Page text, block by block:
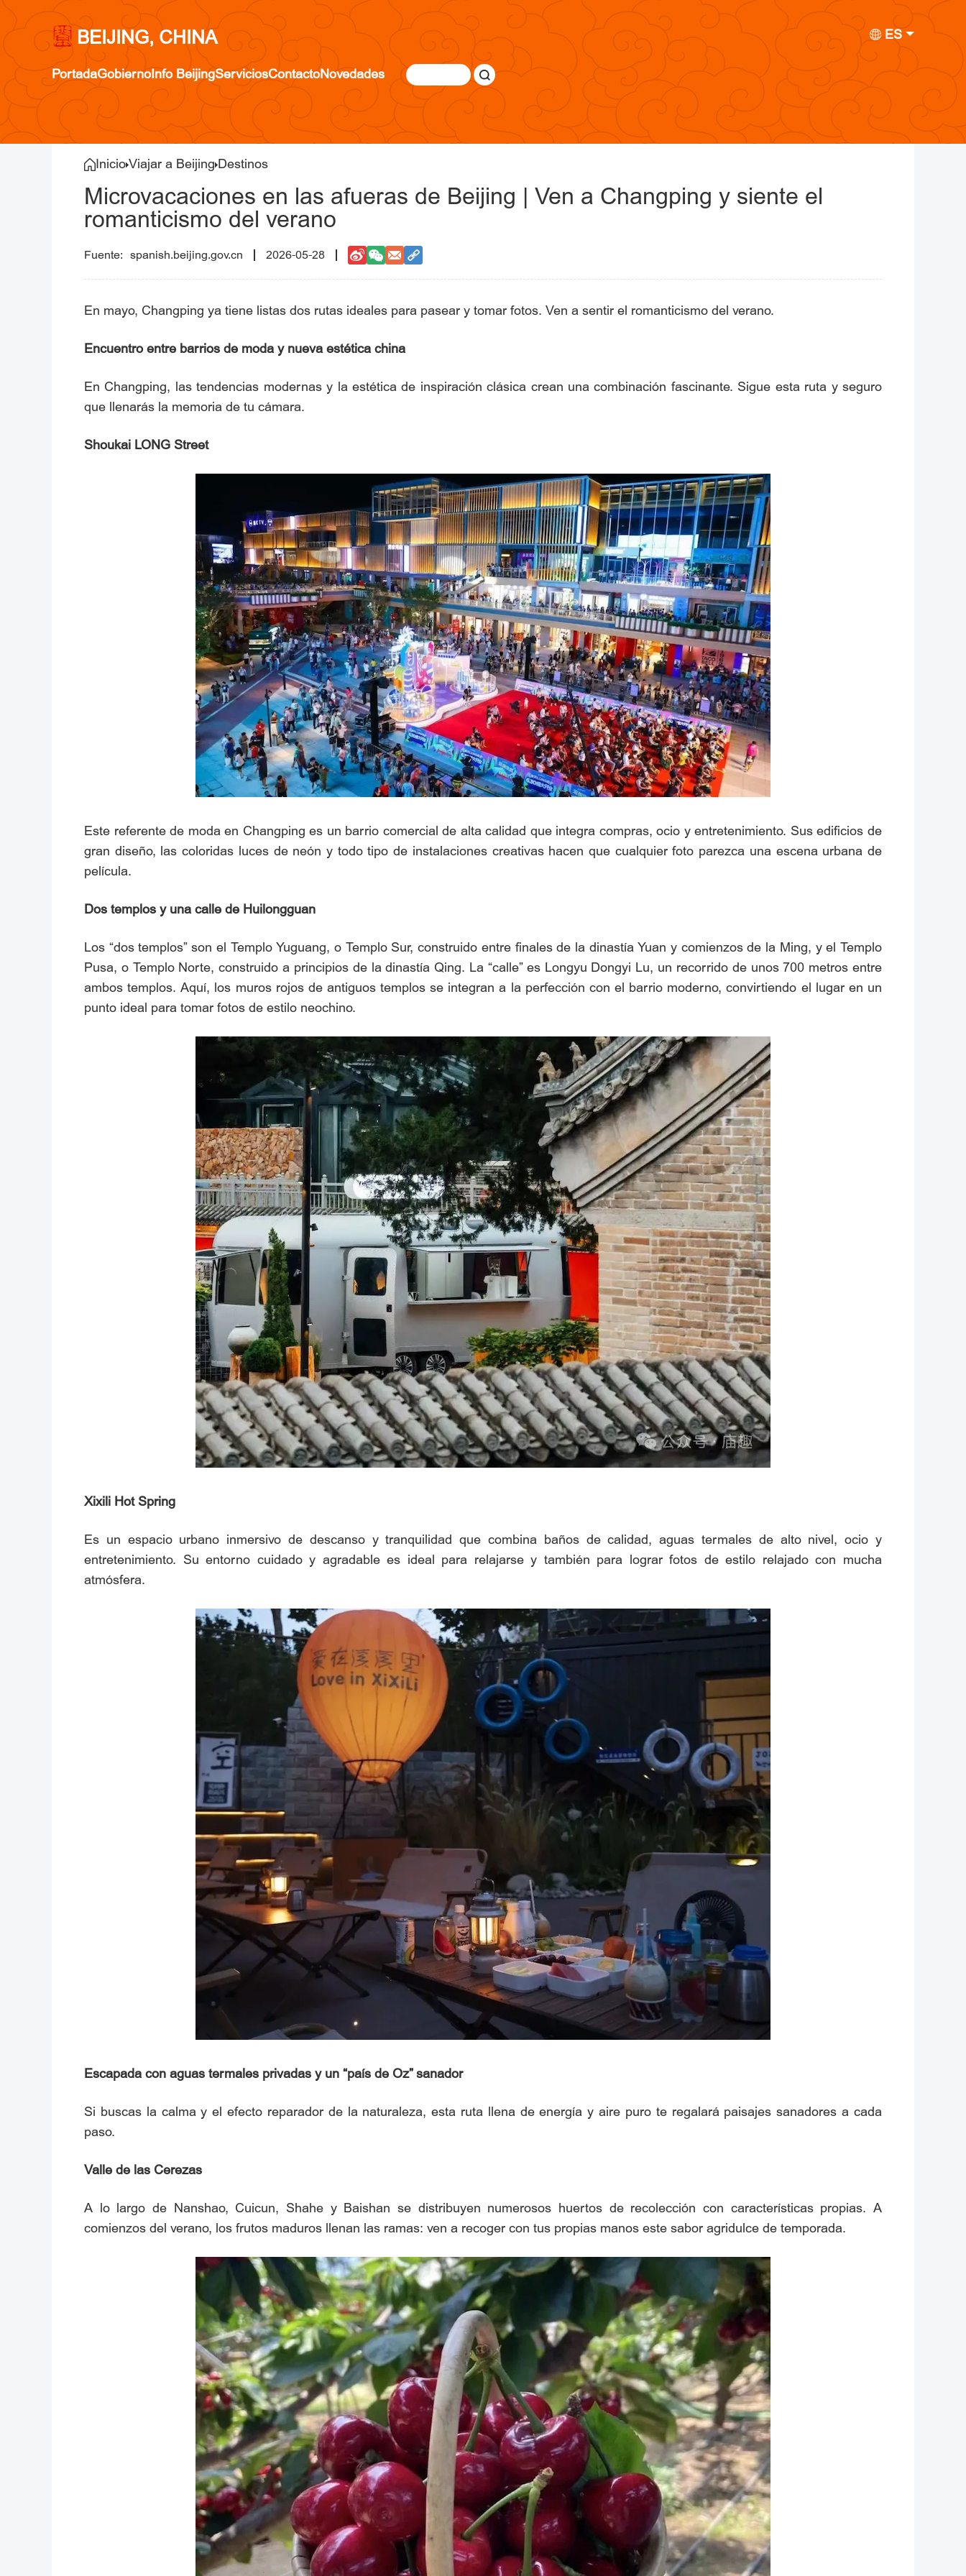
BEIJING, CHINA ES
PortadaGobiernoInfo BeijingServiciosContactoNovedades
InicioViajar a Beijing Destinos
Microvacaciones en las afueras de Beijing | Ven a Changping y siente el
romanticismo del verano
spanish.beijing.gov.cn 2026-05-28
En mayo, Changping ya tiene listas dos rutas ideales para pasear y tomar fotos. Ven a sentir el romanticismo del verano.
Encuentro entre barrios de moda y nueva estética china
En Changping, las tendencias modernas y la estética de inspiración clásica crean una combinación fascinante. Sigue esta ruta y seguro
que llenarás la memoria de tu cámara.
Shoukai LONG Street
Este referente de moda en Changping es un barrio comercial de alta calidad que integra compras, ocio y entretenimiento. Sus edificios de
gran diseño, las coloridas luces de neón y todo tipo de instalaciones creativas hacen que cualquier foto parezca una escena urbana de
película.
Dos templos y una calle de Huilongguan
Los “dos templos” son el Templo Yuguang, o Templo Sur, construido entre finales de la dinastía Yuan y comienzos de la Ming, y el Templo
Pusa, o Templo Norte, construido a principios de la dinastía Qing. La “calle” es Longyu Dongyi Lu, un recorrido de unos 700 metros entre
ambos templos. Aquí, los muros rojos de antiguos templos se integran a la perfección con el barrio moderno, convirtiendo el lugar en un
punto ideal para tomar fotos de estilo neochino.
Xixili Hot Spring
Es un espacio urbano inmersivo de descanso y tranquilidad que combina baños de calidad, aguas termales de alto nivel, ocio y
entretenimiento. Su entorno cuidado y agradable es ideal para relajarse y también para lograr fotos de estilo relajado con mucha
atmósfera.
Escapada con aguas termales privadas y un “país de Oz” sanador
Si buscas la calma y el efecto reparador de la naturaleza, esta ruta llena de energía y aire puro te regalará paisajes sanadores a cada
paso.
Valle de las Cerezas
A lo largo de Nanshao, Cuicun, Shahe y Baishan se distribuyen numerosos huertos de recolección con características propias. A
comienzos del verano, los frutos maduros llenan las ramas: ven a recoger con tus propias manos este sabor agridulce de temporada.